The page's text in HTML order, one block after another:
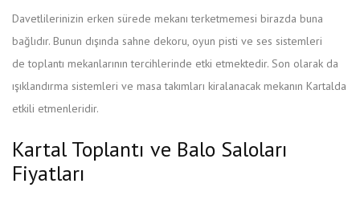
Davetlilerinizin erken sürede mekanı terketmemesi birazda buna
bağlıdır. Bunun dışında sahne dekoru, oyun pisti ve ses sistemleri
de toplantı mekanlarının tercihlerinde etki etmektedir. Son olarak da
ışıklandırma sistemleri ve masa takımları kiralanacak mekanın Kartalda
etkili etmenleridir.
Kartal Toplantı ve Balo Saloları
Fiyatları